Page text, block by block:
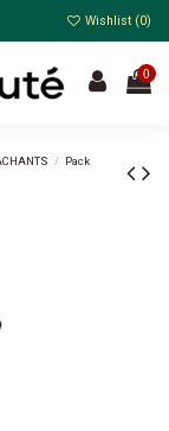
Wishlist (0)
0
Pack